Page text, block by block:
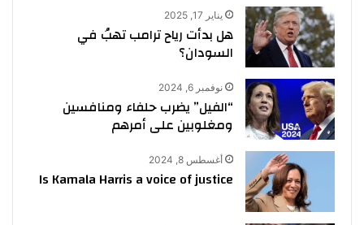
يناير 17, 2025
هل بدأت رياح ترامب تهبُ في
السودان؟
نوفمبر 6, 2024
“الفيل” يضرب حلفاء ومنافسين
ومغلوبين على أمرهم
أغسطس 8, 2024
Is Kamala Harris a voice of justice